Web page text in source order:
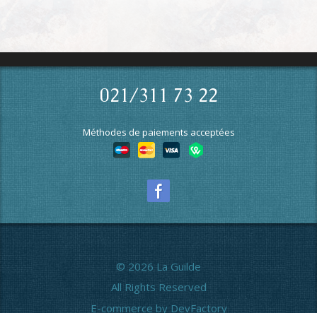
021/311 73 22
Méthodes de paiements acceptées
© 2026 La Guilde
All Rights Reserved
E-commerce by DevFactory